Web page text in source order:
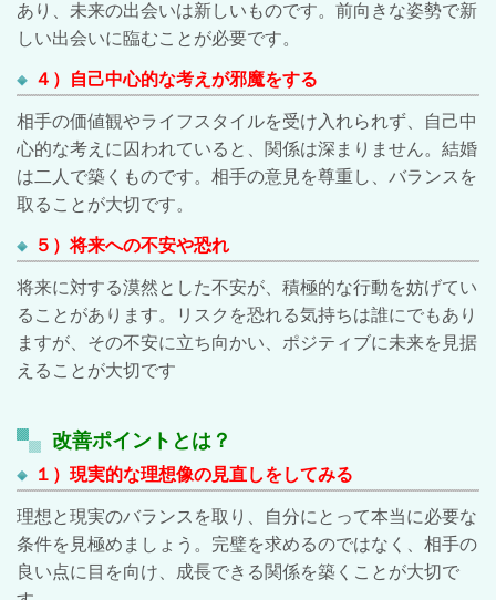
あり、未来の出会いは新しいものです。前向きな姿勢で新
しい出会いに臨むことが必要です。
４）自己中心的な考えが邪魔をする
相手の価値観やライフスタイルを受け入れられず、自己中
心的な考えに囚われていると、関係は深まりません。結婚
は二人で築くものです。相手の意見を尊重し、バランスを
取ることが大切です。
５）将来への不安や恐れ
将来に対する漠然とした不安が、積極的な行動を妨げてい
ることがあります。リスクを恐れる気持ちは誰にでもあり
ますが、その不安に立ち向かい、ポジティブに未来を見据
えることが大切です
改善ポイントとは？
１）現実的な理想像の見直しをしてみる
理想と現実のバランスを取り、自分にとって本当に必要な
条件を見極めましょう。完璧を求めるのではなく、相手の
良い点に目を向け、成長できる関係を築くことが大切で